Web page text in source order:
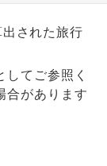
された旅行
てご参照く
合があります